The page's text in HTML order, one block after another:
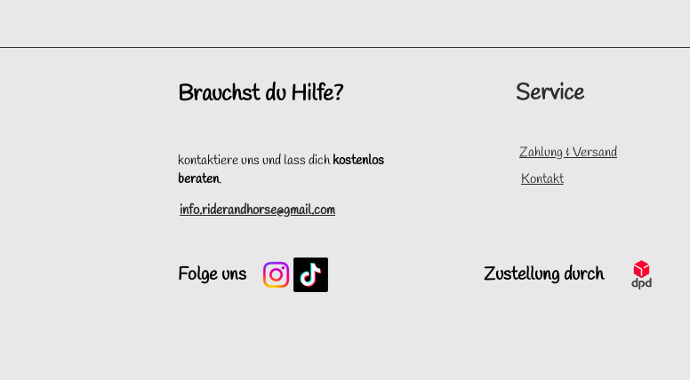
Brauchst du Hilfe? Service
kontaktiere uns und lass dichkostenlos
beraten.
Zahlung & Versand
Kontakt
info.riderandhorse@gmail.com
Folge uns Zustellung durch